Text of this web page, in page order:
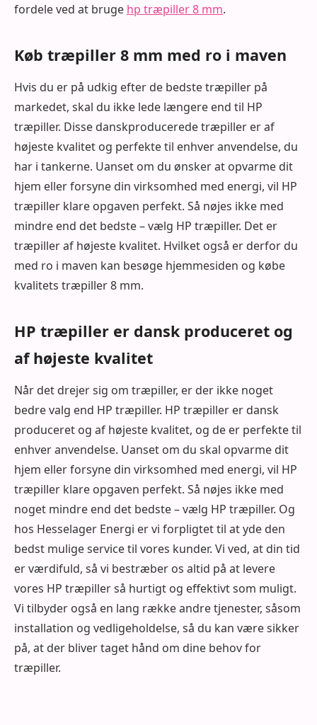
fordele ved at bruge hp træpiller 8 mm.
Køb træpiller 8 mm med ro i maven
Hvis du er på udkig efter de bedste træpiller på
markedet, skal du ikke lede længere end til HP
træpiller. Disse danskproducerede træpiller er af
højeste kvalitet og perfekte til enhver anvendelse, du
har i tankerne. Uanset om du ønsker at opvarme dit
hjem eller forsyne din virksomhed med energi, vil HP
træpiller klare opgaven perfekt. Så nøjes ikke med
mindre end det bedste – vælg HP træpiller. Det er
træpiller af højeste kvalitet. Hvilket også er derfor du
med ro i maven kan besøge hjemmesiden og købe
kvalitets træpiller 8 mm.
HP træpiller er dansk produceret og
af højeste kvalitet
Når det drejer sig om træpiller, er der ikke noget
bedre valg end HP træpiller. HP træpiller er dansk
produceret og af højeste kvalitet, og de er perfekte til
enhver anvendelse. Uanset om du skal opvarme dit
hjem eller forsyne din virksomhed med energi, vil HP
træpiller klare opgaven perfekt. Så nøjes ikke med
noget mindre end det bedste – vælg HP træpiller. Og
hos Hesselager Energi er vi forpligtet til at yde den
bedst mulige service til vores kunder. Vi ved, at din tid
er værdifuld, så vi bestræber os altid på at levere
vores HP træpiller så hurtigt og effektivt som muligt.
Vi tilbyder også en lang række andre tjenester, såsom
installation og vedligeholdelse, så du kan være sikker
på, at der bliver taget hånd om dine behov for
træpiller.